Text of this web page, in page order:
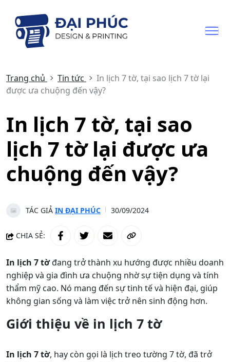
Trang chủ Tin tức
In lịch 7 tờ, tại sao lịch 7 tờ lại
được ưa chuộng đến vậy?
In lịch 7 tờ, tại sao
lịch 7 tờ lại được ưa
chuộng đến vậy?
TÁC GIẢ IN ĐẠI PHÚC 30/09/2024
CHIA SẺ:
In lịch 7 tờđang trở thành xu hướng được nhiều doanh
nghiệp và gia đình ưa chuộng nhờ sự tiện dụng và tính
thẩm mỹ cao. Nó mang đến sự tinh tế và hiện đại, giúp
không gian sống và làm việc trở nên sinh động hơn.
Giới thiệu về in lịch 7 tờ
In lịch 7 tờ, hay còn gọi là lịch treo tường 7 tờ, đã trở